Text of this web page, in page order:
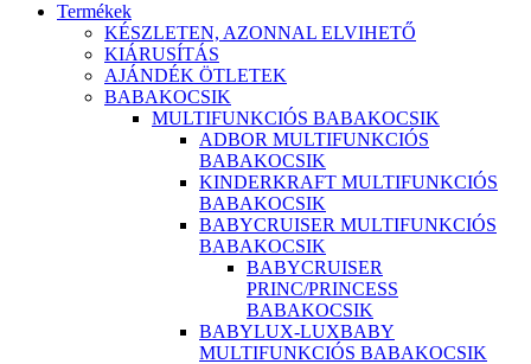
Termékek
KÉSZLETEN, AZONNAL ELVIHETŐ
KIÁRUSÍTÁS
AJÁNDÉK ÖTLETEK
BABAKOCSIK
MULTIFUNKCIÓS BABAKOCSIK
ADBOR MULTIFUNKCIÓS
BABAKOCSIK
KINDERKRAFT MULTIFUNKCIÓS
BABAKOCSIK
BABYCRUISER MULTIFUNKCIÓS
BABAKOCSIK
BABYCRUISER
PRINC/PRINCESS
BABAKOCSIK
BABYLUX-LUXBABY
MULTIFUNKCIÓS BABAKOCSIK